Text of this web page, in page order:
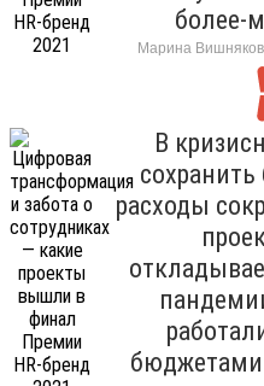
более-
Марина
В
расходы